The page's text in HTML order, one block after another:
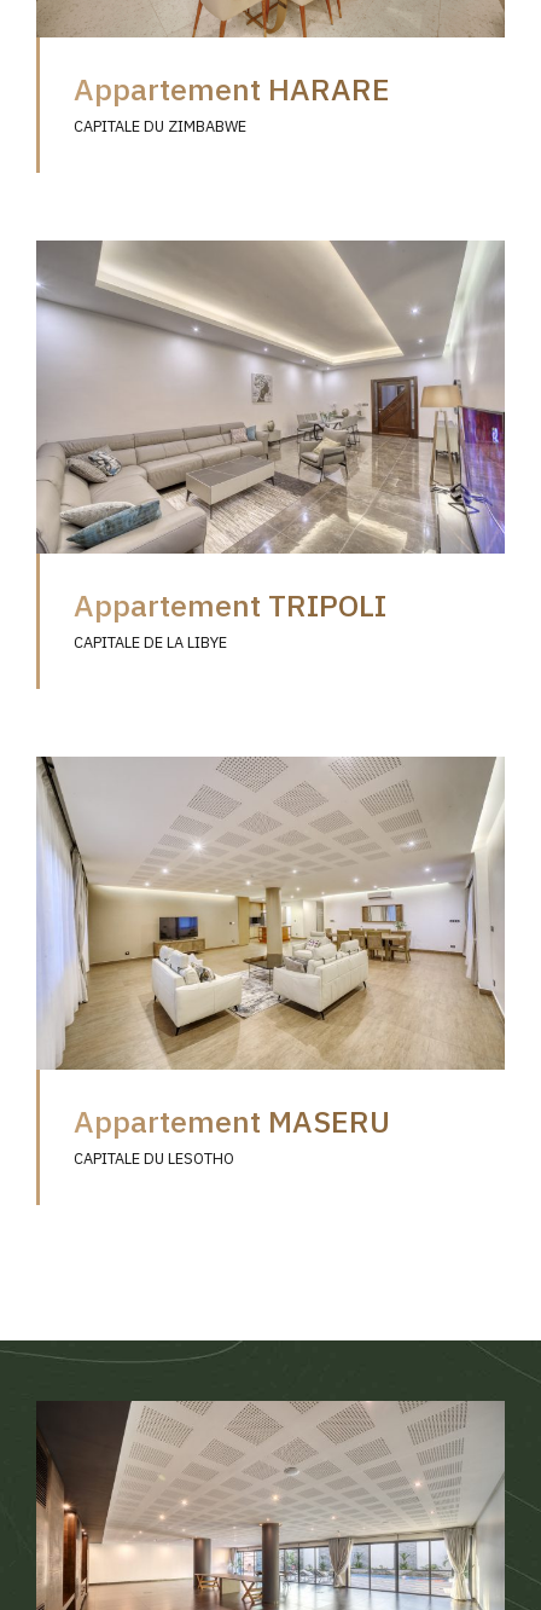
Appartement HARARE
CAPITALE DU ZIMBABWE
Appartement TRIPOLI
CAPITALE DE LA LIBYE
Appartement MASERU
CAPITALE DU LESOTHO